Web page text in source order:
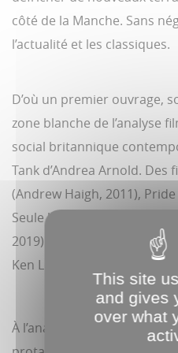
côté de la Manche. Sans
l’actualité et les classiques.
D’où un premier ouvrage,
zone blanche de l’analyse
social britannique
Tank d’Andrea Arnold. Des
(Andrew Haigh, 2011),
Seule la terre (Francis Lee,
2019) sont mis en
Ken Loach.
À l’analyse sociale
This site
and gives
over what